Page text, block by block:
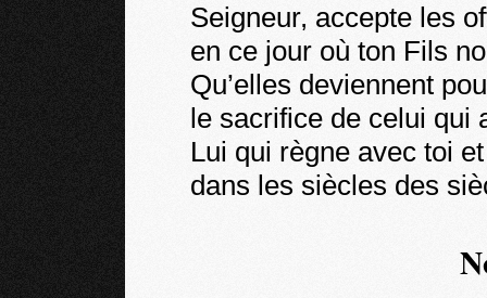
Seigneur, accepte les
en ce jour où ton Fils
Qu’elles deviennent
le sacrifice de celui qui
Lui qui règne avec toi
dans les siècles des